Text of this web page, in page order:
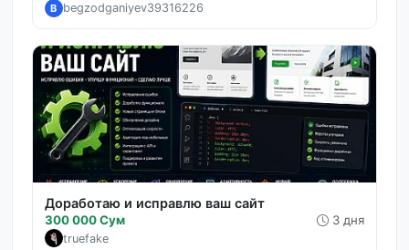
B begzodganiyev39316226
Доработаю и исправлю ваш сайт
300 000 Сум 3 дня
truefake